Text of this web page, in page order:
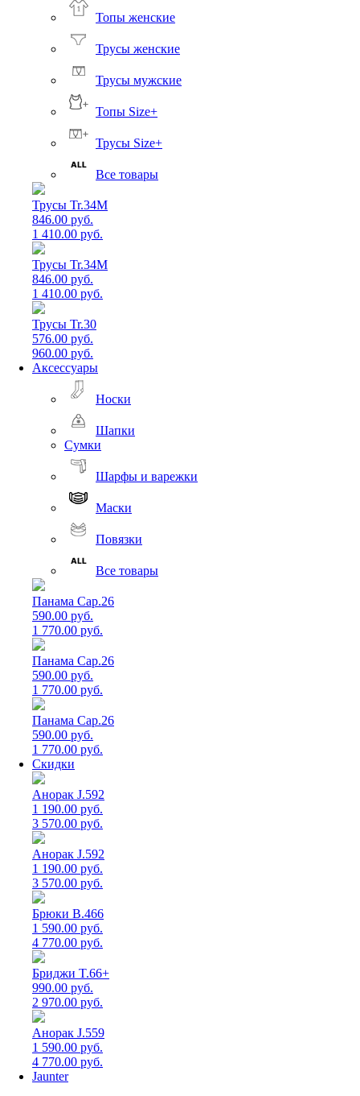
Топы женские
Трусы женские
Трусы мужские
Топы Size+
Трусы Size+
Все товары
Трусы Tr.34M
846.00 руб.
1 410.00 руб.
Трусы Tr.34M
846.00 руб.
1 410.00 руб.
Трусы Tr.30
576.00 руб.
960.00 руб.
Аксессуары
Носки
Шапки
Сумки
Шарфы и варежки
Маски
Повязки
Все товары
Панама Cap.26
590.00 руб.
1 770.00 руб.
Панама Cap.26
590.00 руб.
1 770.00 руб.
Панама Cap.26
590.00 руб.
1 770.00 руб.
Скидки
Анорак J.592
1 190.00 руб.
3 570.00 руб.
Анорак J.592
1 190.00 руб.
3 570.00 руб.
Брюки B.466
1 590.00 руб.
4 770.00 руб.
Бриджи T.66+
990.00 руб.
2 970.00 руб.
Анорак J.559
1 590.00 руб.
4 770.00 руб.
Jaunter